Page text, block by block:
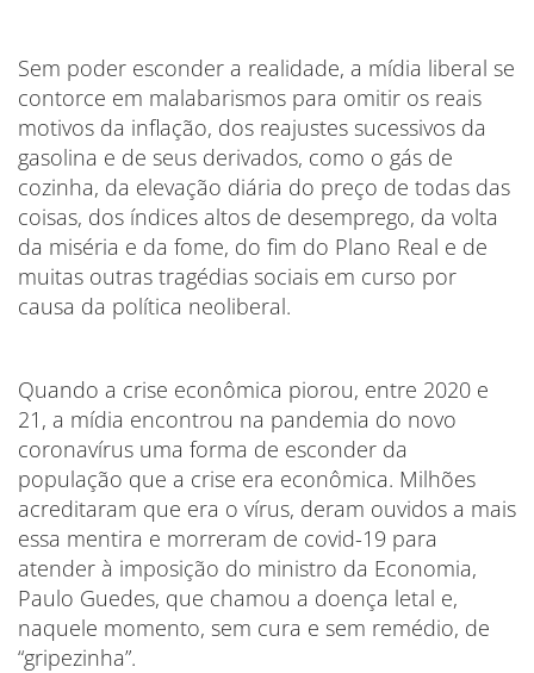
Sem poder esconder a realidade, a mídia liberal se
contorce em malabarismos para omitir os reais
motivos da inflação, dos reajustes sucessivos da
gasolina e de seus derivados, como o gás de
cozinha, da elevação diária do preço de todas das
coisas, dos índices altos de desemprego, da volta
da miséria e da fome, do fim do Plano Real e de
muitas outras tragédias sociais em curso por
causa da política neoliberal.
Quando a crise econômica piorou, entre 2020 e
21, a mídia encontrou na pandemia do novo
coronavírus uma forma de esconder da
população que a crise era econômica. Milhões
acreditaram que era o vírus, deram ouvidos a mais
essa mentira e morreram de covid-19 para
atender à imposição do ministro da Economia,
Paulo Guedes, que chamou a doença letal e,
naquele momento, sem cura e sem remédio, de
“gripezinha”.